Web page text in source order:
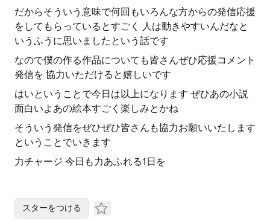
だからそういう意味で何回もいろんな方からの発信応援
をしてもらっているとすごく 人は動きやすいんだなと
いうふうに思いましたという話です
なので僕の作る作品についても皆さんぜひ応援コメント
発信を 協力いただけると嬉しいです
はいということで今日は以上になります ぜひあの小説
面白いよあの絵本すごく楽しみとかね
そういう発信をぜひぜひ皆さんも協力お願いいたします
ということでいきます
力チャージ 今日も力あふれる1日を
スターをつける